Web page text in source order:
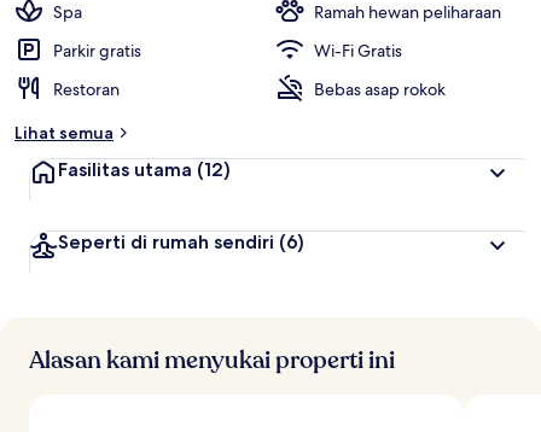
i
l
r
a
Spa
Ramah hewan peliharaan
Parkir gratis
Wi-Fi Gratis
Restoran
Bebas asap rokok
Lihat semua
Fasilitas utama (12)
Seperti di rumah sendiri (6)
Alasan kami menyukai properti ini